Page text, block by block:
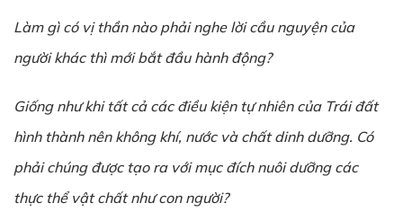
Làm gì có vị thần nào phải nghe lời cầu nguyện của
người khác thì mới bắt đầu hành động?
Giống như khi tất cả các điều kiện tự nhiên của Trái đất
hình thành nên không khí, nước và chất dinh dưỡng. Có
phải chúng được tạo ra với mục đích nuôi dưỡng các
thực thể vật chất như con người?